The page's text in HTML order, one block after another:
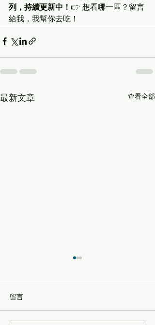
列，持續更新中！ 👉 想看哪一區？留言
給我，我幫你去吃！
最新文章 查看全部
留言